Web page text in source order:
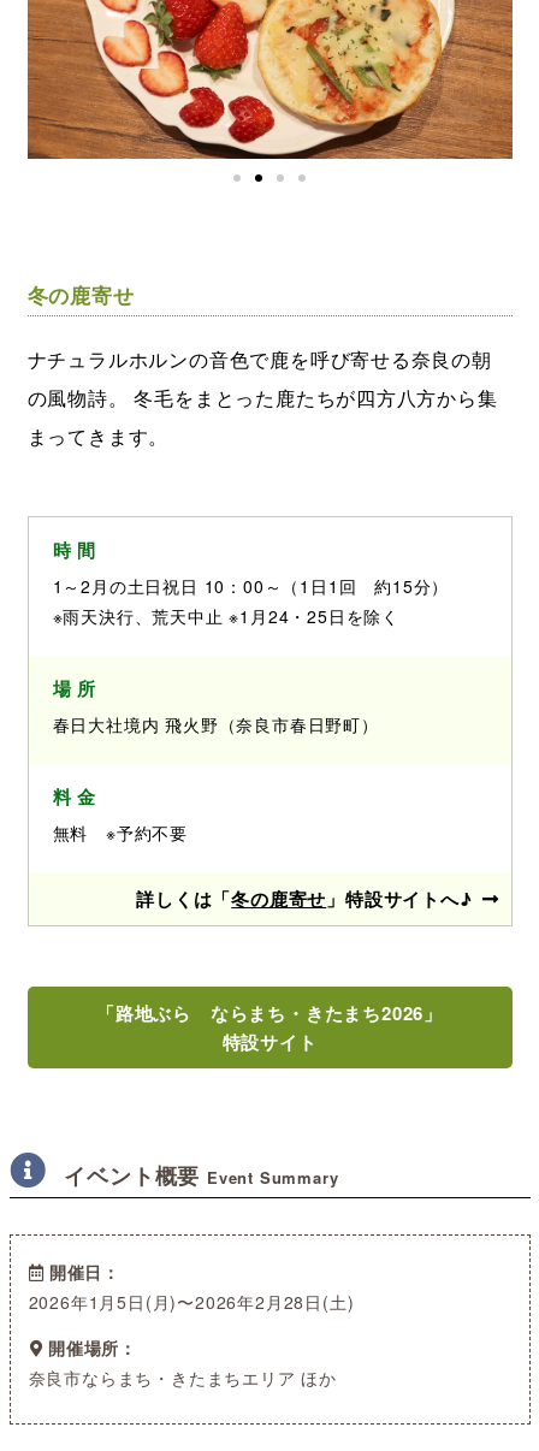
冬の鹿寄せ
ナチュラルホルンの音色で鹿を呼び寄せる奈良の朝
の風物詩。 冬毛をまとった鹿たちが四方八方から集
まってきます。
時 間
1～2月の土日祝日 10：00～（1日1回 約15分）
※雨天決行、荒天中止 ※1月24・25日を除く
場 所
春日大社境内 飛火野（奈良市春日野町）
料 金
無料 ※予約不要
詳しくは「冬の鹿寄せ 」特設サイトへ♪
「路地ぶら ならまち・きたまち2026」
特設サイト
イベント概要 Event Summary
開催日
2026年1月5日(月)〜2026年2月28日(土)
開催場所
奈良市ならまち・きたまちエリア ほか